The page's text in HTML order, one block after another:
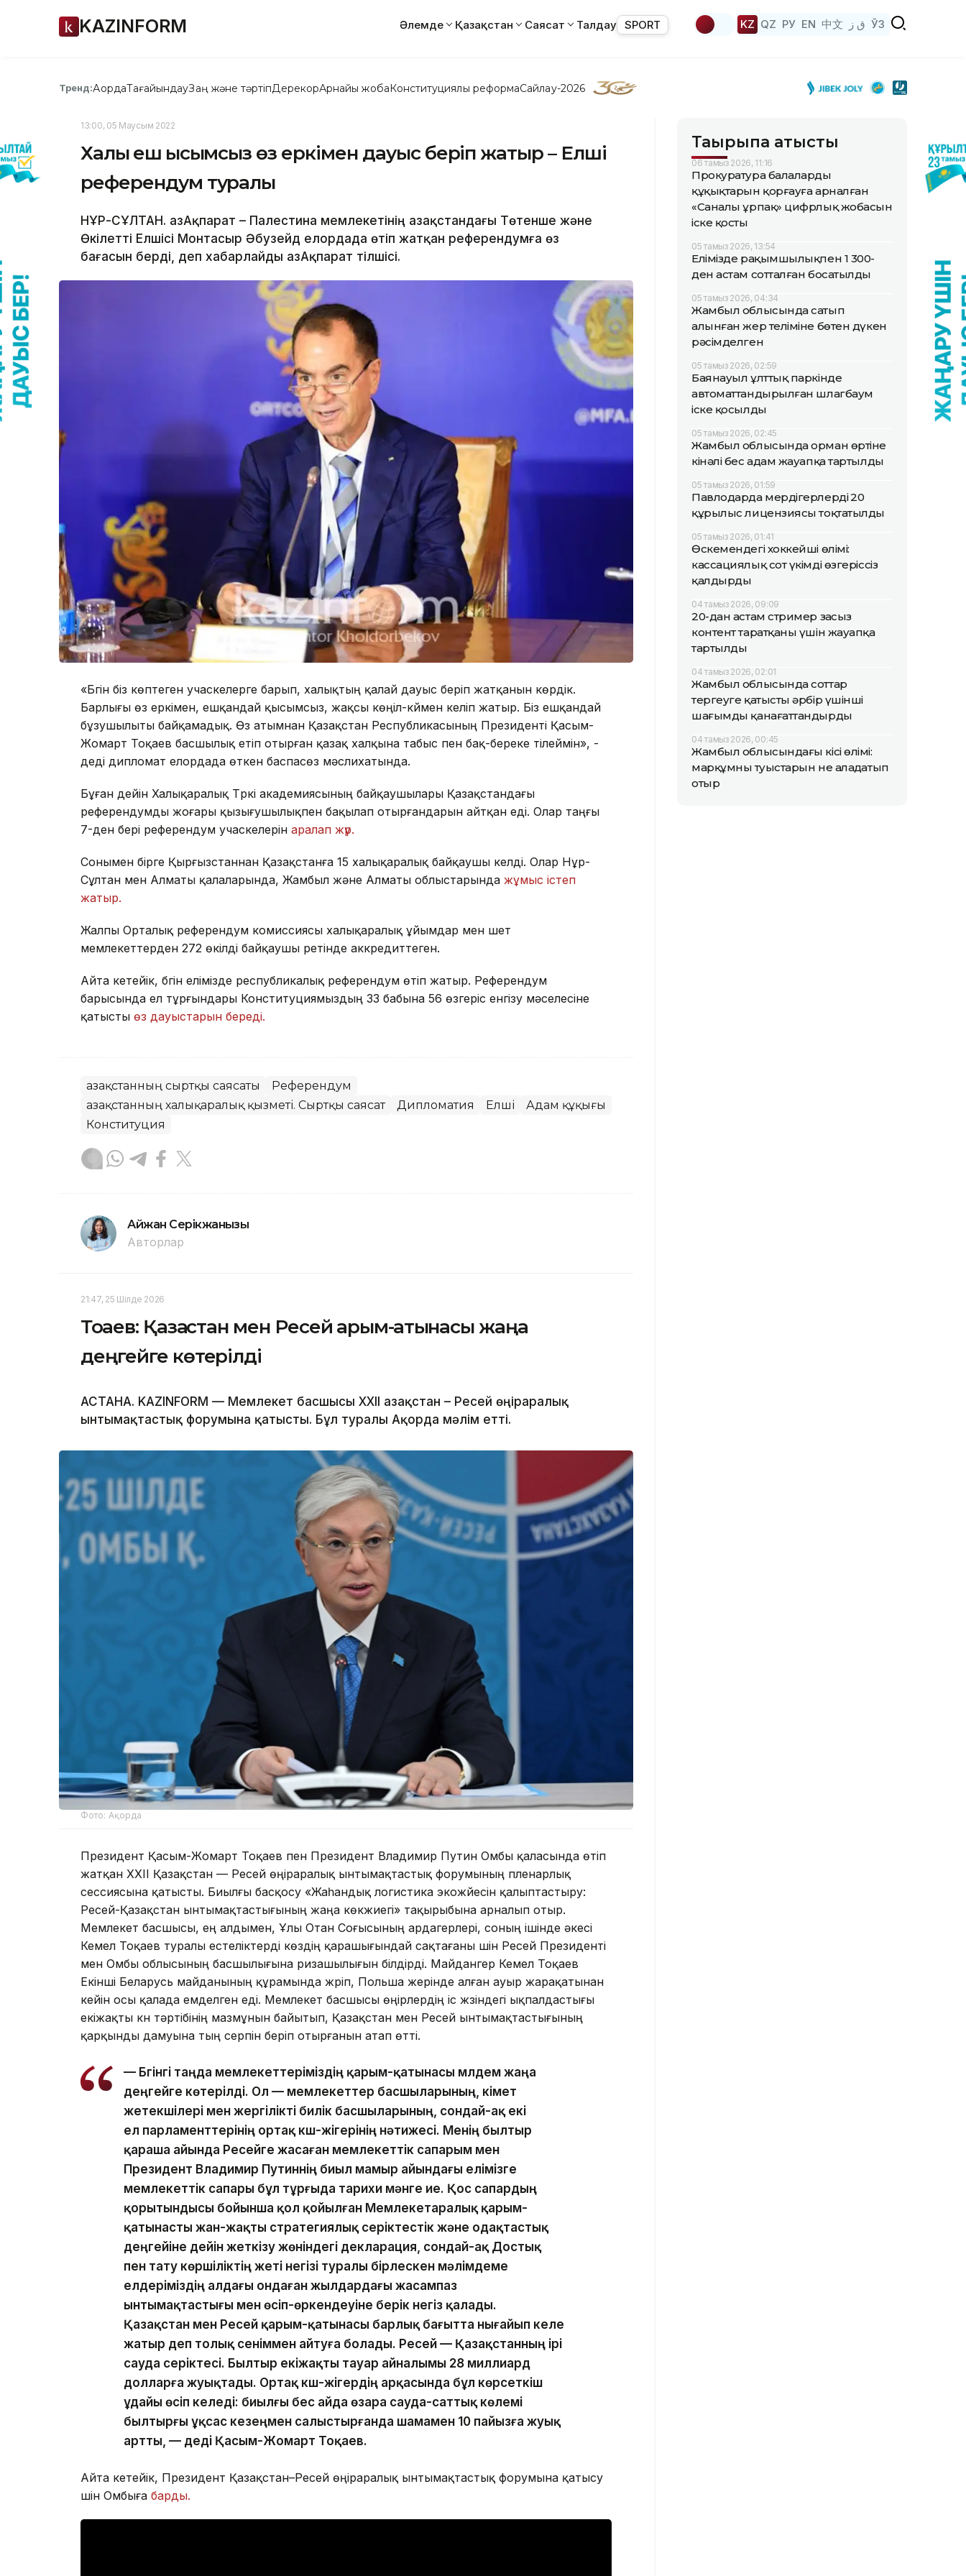
KAZINFORM Әлемде Қазақстан Саясат Талдау SPORT KZ QZ РУ EN 中文 ق ز ЎЗ
Тренд:АқордаТағайындауЗаң және тәртіпДерекқорАрнайы жобаКонституциялық реформаСайлау-2026
13:00, 05 Маусым 2022
Халық еш қысымсыз өз еркімен дауыс беріп жатыр – Елші
референдум туралы
НҰР-СҰЛТАН. ҚазАқпарат – Палестина мемлекетінің Қазақстандағы Төтенше және
Өкілетті Елшісі Монтасыр Әбузейд елордада өтіп жатқан референдумға өз
бағасын берді, деп хабарлайды ҚазАқпарат тілшісі.
«Бүгін біз көптеген учаскелерге барып, халықтың қалай дауыс беріп жатқанын көрдік.
Барлығы өз еркімен, ешқандай қысымсыз, жақсы көңіл-күймен келіп жатыр. Біз ешқандай
бұзушылыты байқамадық. Өз атымнан Қазақстан Республикасының Президенті Қасым-
Жомарт Тоқаев басшылық етіп отырған қазақ халқына табыс пен бақ-береке тілеймін», -
деді дипломат елордада өткен баспасөз мәслихатында.
Бұған дейін Халықаралық Түркі академиясының байқаушылары Қазақстандағы
референдумды жоғары қызығушылықпен бақылап отырғандарын айтқан еді. Олар таңғы
7-ден бері референдум учаскелерін аралап жүр.
Сонымен бірге Қырғызстаннан Қазақстанға 15 халықаралық байқаушы келді. Олар Нұр-
Сұлтан мен Алматы қалаларында, Жамбыл және Алматы облыстарында жұмыс істеп
жатыр.
Жалпы Орталық референдум комиссиясы халықаралық ұйымдар мен шет
мемлекеттерден 272 өкілді байқаушы ретінде аккредиттеген.
Айта кетейік, бүгін елімізде республикалық референдум өтіп жатыр. Референдум
барысында ел тұрғындары Конституциямыздың 33 бабына 56 өзгеріс енгізу мәселесіне
қатысты өз дауыстарын береді.
Қазақстанның сыртқы саясаты
Референдум
Қазақстанның халықаралық қызметі. Сыртқы саясат
Дипломатия Елші
Адам құқығы
Конституция
Айжан Серікжанқызы
Авторлар
21:47, 25 Шілде 2026
Тоқаев: Қазақстан мен Ресей қарым-қатынасы жаңа
деңгейге көтерілді
АСТАНА. KAZINFORM — Мемлекет басшысы XXII Қазақстан – Ресей өңіраралық
ынтымақтастық форумына қатысты. Бұл туралы Ақорда мәлім етті.
Фото: Ақорда
Президент Қасым-Жомарт Тоқаев пен Президент Владимир Путин Омбы қаласында өтіп
жатқан XXII Қазақстан — Ресей өңіраралық ынтымақтастық форумының пленарлық
сессиясына қатысты. Биылғы басқосу «Жаһандық логистика экожүйесін қалыптастыру:
Ресей-Қазақстан ынтымақтастығының жаңа көкжиегі» тақырыбына арналып отыр.
Мемлекет басшысы, ең алдымен, Ұлы Отан Соғысының ардагерлері, соның ішінде әкесі
Кемел Тоқаев туралы естеліктерді көздің қарашығындай сақтағаны үшін Ресей Президенті
мен Омбы облысының басшылығына ризашылығын білдірді. Майдангер Кемел Тоқаев
Екінші Беларусь майданының құрамында жүріп, Польша жерінде алған ауыр жарақатынан
кейін осы қалада емделген еді. Мемлекет басшысы өңірлердің іс жүзіндегі ықпалдастығы
екіжақты күн тәртібінің мазмұнын байытып, Қазақстан мен Ресей ынтымақтастығының
қарқынды дамуына тың серпін беріп отырғанын атап өтті.
— Бүгінгі таңда мемлекеттеріміздің қарым-қатынасы мүлдем жаңа
деңгейге көтерілді. Ол — мемлекеттер басшыларының, үкімет
жетекшілері мен жергілікті билік басшыларының, сондай-ақ екі
ел парламенттерінің ортақ күш-жігерінің нәтижесі. Менің былтыр
қараша айында Ресейге жасаған мемлекеттік сапарым мен
Президент Владимир Путиннің биыл мамыр айындағы елімізге
мемлекеттік сапары бұл тұрғыда тарихи мәнге ие. Қос сапардың
қорытындысы бойынша қол қойылған Мемлекетаралық қарым-
қатынасты жан-жақты стратегиялық серіктестік және одақтастық
деңгейіне дейін жеткізу жөніндегі декларация, сондай-ақ Достық
пен тату көршіліктің жеті негізі туралы бірлескен мәлімдеме
елдеріміздің алдағы ондаған жылдардағы жасампаз
ынтымақтастығы мен өсіп-өркендеуіне берік негіз қалады.
Қазақстан мен Ресей қарым-қатынасы барлық бағытта нығайып келе
жатыр деп толық сеніммен айтуға болады. Ресей — Қазақстанның ірі
сауда серіктесі. Былтыр екіжақты тауар айналымы 28 миллиард
долларға жуықтады. Ортақ күш-жігердің арқасында бұл көрсеткіш
ұдайы өсіп келеді: биылғы бес айда өзара сауда-саттық көлемі
былтырғы ұқсас кезеңмен салыстырғанда шамамен 10 пайызға жуық
артты, — деді Қасым-Жомарт Тоқаев.
Айта кетейік, Президент Қазақстан–Ресей өңіраралық ынтымақтастық форумына қатысу
үшін Омбыға барды.
Тақырыпқа қатысты
06 тамыз 2026, 11:16
Прокуратура балалардың
құқықтарын қорғауға арналған
«Саналы ұрпақ» цифрлық жобасын
іске қосты
05 тамыз 2026, 13:54
Елімізде рақымшылықпен 1 300-
ден астам сотталған босатылды
05 тамыз 2026, 04:34
Жамбыл облысында сатып
алынған жер теліміне бөтен дүкен
рәсімделген
05 тамыз 2026, 02:59
Баянауыл ұлттық паркінде
автоматтандырылған шлагбаум
іске қосылды
05 тамыз 2026, 02:45
Жамбыл облысында орман өртіне
кінәлі бес адам жауапқа тартылды
05 тамыз 2026, 01:59
Павлодарда мердігерлердің 20
құрылыс лицензиясы тоқтатылды
05 тамыз 2026, 01:41
Өскемендегі хоккейші өлімі:
кассациялық сот үкімді өзгеріссіз
қалдырды
04 тамыз 2026, 09:09
20-дан астам стример заңсыз
контент таратқаны үшін жауапқа
тартылды
04 тамыз 2026, 02:01
Жамбыл облысында соттар
тергеуге қатысты әрбір үшінші
шағымды қанағаттандырды
04 тамыз 2026, 00:45
Жамбыл облысындағы кісі өлімі:
марқұмның туыстарын не алаңдатып
отыр